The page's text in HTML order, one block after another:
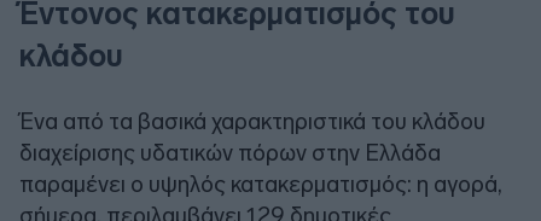
Έντονος κατακερματισμός του
κλάδου
Ένα από τα βασικά χαρακτηριστικά του κλάδου
διαχείρισης υδατικών πόρων στην Ελλάδα
παραμένει ο υψηλός κατακερματισμός: η αγορά,
σήμερα, περιλαμβάνει 129 δημοτικές